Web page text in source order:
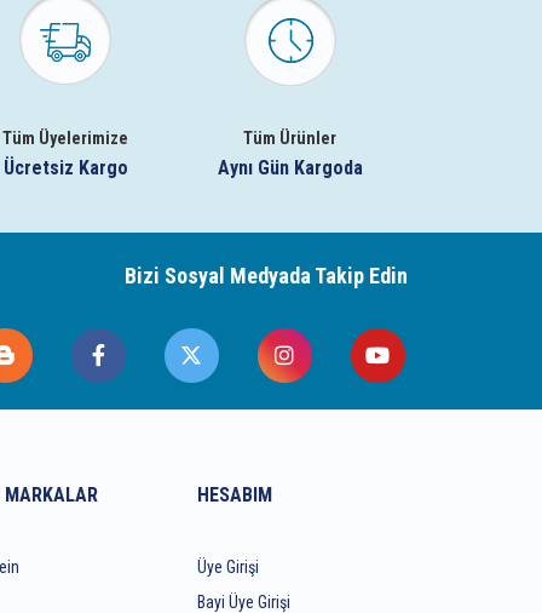
Tüm Üyelerimize
Ücretsiz Kargo
Tüm Ürünler
Aynı Gün Kargoda
Bizi Sosyal Medyada Takip Edin
MARKALAR HESABIM
Üye Girişi
Bayi Üye Girişi